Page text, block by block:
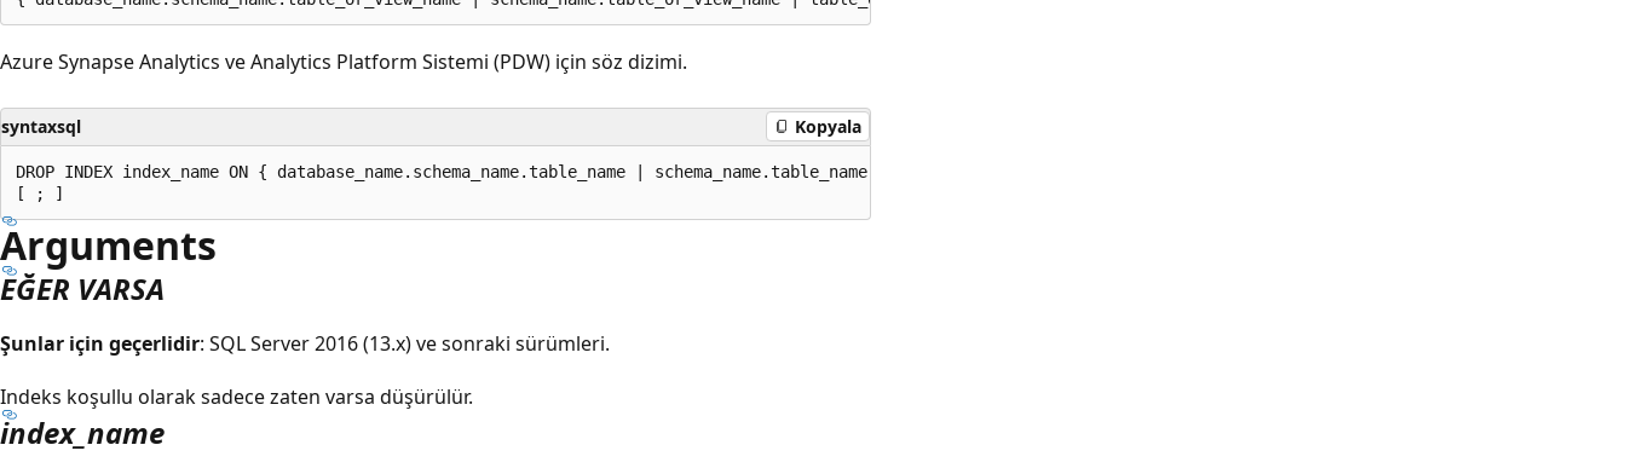
Azure Synapse Analytics ve Analytics Platform Sistemi (PDW) için söz dizimi.
syntaxsql Kopyala
DROP INDEX index_name ON { database_name.schema_name.table_name | schema_name.table_name | table_name }
Arguments
EĞER VARSA
Şunlar için geçerlidir: SQL Server 2016 (13.x) ve sonraki sürümleri.
Indeks koşullu olarak sadece zaten varsa düşürülür.
index_name